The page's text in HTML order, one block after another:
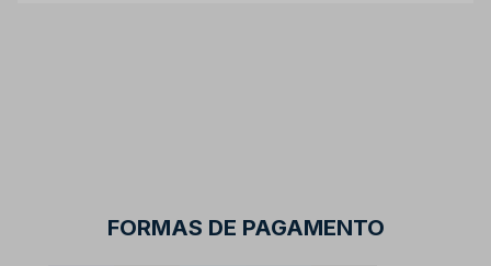
FORMAS DE PAGAMENTO